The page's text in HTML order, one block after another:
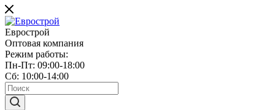
Еврострой
Оптовая компания
Режим работы:
Пн-Пт: 09:00-18:00
Сб: 10:00-14:00